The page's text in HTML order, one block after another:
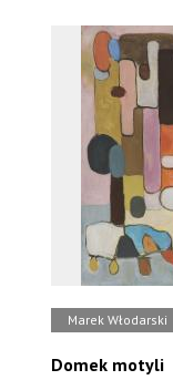
Marek Włodarski
Domek motyli